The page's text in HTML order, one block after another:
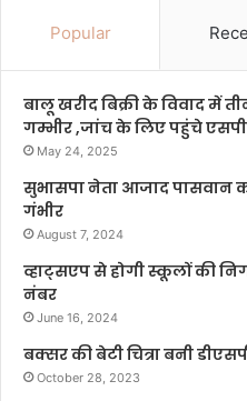
Popular
बालू खरीद बिक्री के विवाद में
गम्भीर ,जांच के लिए पहुंचे एसपी
May 24, 2025
सुभासपा नेता आजाद पासवान
गंभीर
August 7, 2024
व्हाट्सएप से होगी स्कूलों की
नंबर
June 16, 2024
बक्सर की बेटी चित्रा बनी
October 28, 2023